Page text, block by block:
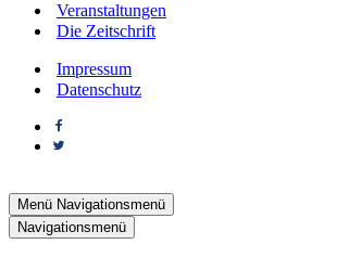
Veranstaltungen
Die Zeitschrift
Impressum
Datenschutz
Menü Navigationsmenü
Navigationsmenü